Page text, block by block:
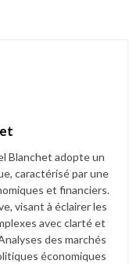
Blanchet adopte un
caractérisé par une
et financiers.
visant à éclairer les
avec clarté et
des marchés
économiques